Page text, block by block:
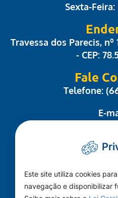
Sexta-Feira:
Travessa dos Parecis,
- CEP:
Fale
Telefone:
E-
Mapa
Conheça
A
Este site utiliza cookies
navegação e disponibilizar